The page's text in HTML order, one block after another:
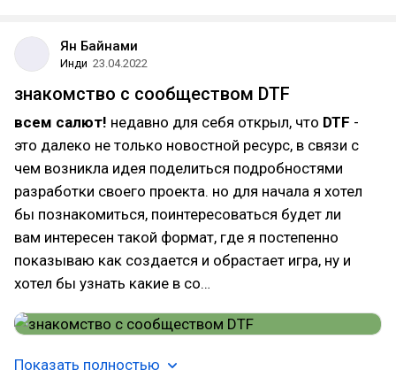
Ян Байнами
Инди 23.04.2022
знакомство с сообществом DTF
всем салют! недавно для себя открыл, что DTF -
это далеко не только новостной ресурс, в связи с
чем возникла идея поделиться подробностями
разработки своего проекта. но для начала я хотел
бы познакомиться, поинтересоваться будет ли
вам интересен такой формат, где я постепенно
показываю как создается и обрастает игра, ну и
хотел бы узнать какие в со…
Показать полностью